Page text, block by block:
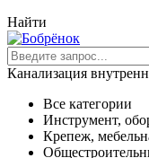
Найти
Канализация
Все категории
Инструмент,
Крепеж,